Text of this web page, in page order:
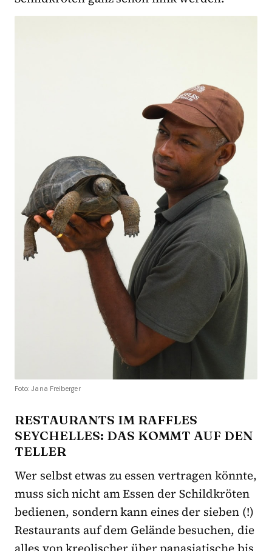
Foto: Jana Freiberger
RESTAURANTS IM RAFFLES
SEYCHELLES: DAS KOMMT AUF DEN
TELLER
Wer selbst etwas zu essen vertragen könnte,
muss sich nicht am Essen der Schildkröten
bedienen, sondern kann eines der sieben (!)
Restaurants auf dem Gelände besuchen, die